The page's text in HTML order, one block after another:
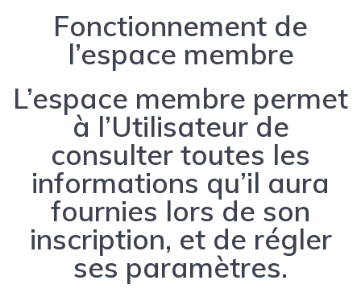
Fonctionnement de
l’espace membre
L’espace membre permet
à l’Utilisateur de
consulter toutes les
informations qu’il aura
fournies lors de son
inscription, et de régler
ses paramètres.